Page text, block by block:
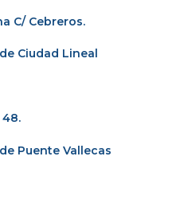
C/ Cebreros.
Ciudad Lineal
48.
Puente Vallecas